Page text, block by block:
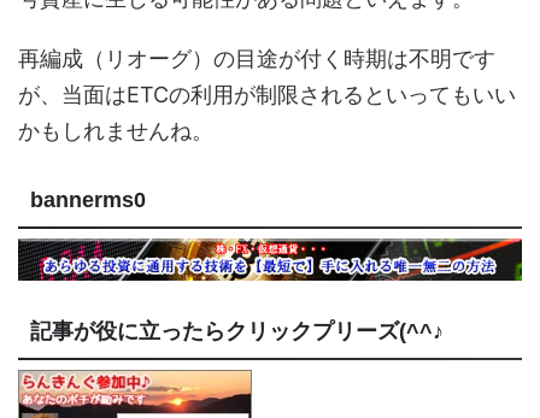
再編成（リオーグ）の目途が付く時期は不明です
が、当面はETCの利用が制限されるといってもいい
かもしれませんね。
bannerms0
記事が役に立ったらクリックプリーズ(^^♪